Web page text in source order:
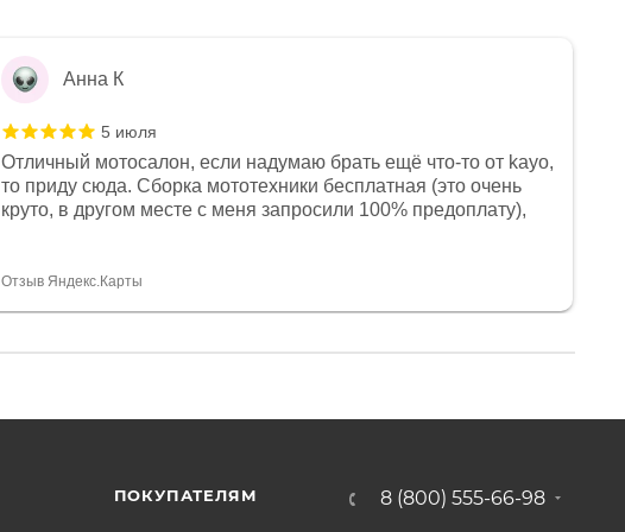
Анна К
5 июля
Отличный мотосалон, если надумаю брать ещё что-то от kayo,
то приду сюда. Сборка мототехники бесплатная (это очень
круто, в другом месте с меня запросили 100% предоплату),
спасибо отдельное, всегда на связи, очень детально всё
Отзыв Яндекс.Карты
ПОКУПАТЕЛЯМ 8 (800) 555-66-98